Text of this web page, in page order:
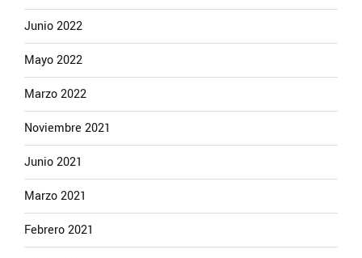
Junio 2022
Mayo 2022
Marzo 2022
Noviembre 2021
Junio 2021
Marzo 2021
Febrero 2021